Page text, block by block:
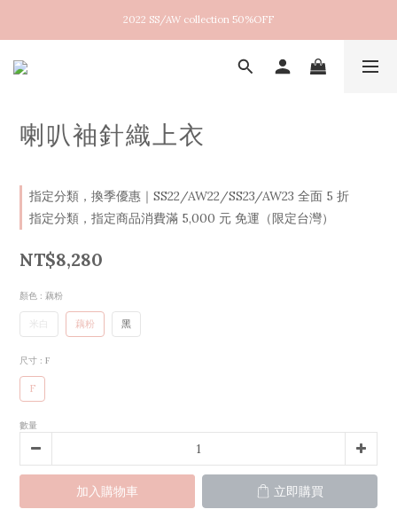
New arrival！2026SS Lucent
2022 SS/AW collection 50%OFF
New arrival！2026SS Lucent
喇叭袖針織上衣
指定分類，換季優惠｜SS22/AW22/SS23/AW23 全面 5 折
指定分類，指定商品消費滿 5,000 元 免運（限定台灣）
NT$8,280
顏色 : 藕粉
藕粉 黑
尺寸 : F
F
數量
加入購物車 立即購買